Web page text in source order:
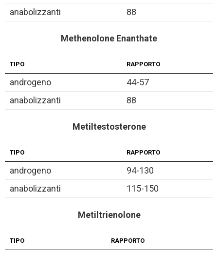
anabolizzanti
88
Methenolone Enanthate
TIPO RAPPORTO
androgeno
44-57
anabolizzanti
88
Metiltestosterone
TIPO RAPPORTO
androgeno
94-130
anabolizzanti
115-150
Metiltrienolone
TIPO RAPPORTO